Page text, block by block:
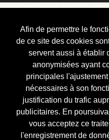
Afin de permettre le
de ce site des cookies
servent aussi à établir
anonymisées ayant
principales
nécessaires à son
justification du trafic
publicitaires. En
vous acceptez ce
l'enregistrement de
Courbis, « LE »
Blog Officiel
Bienvenue
Réalisations
Divers (et d’été)
Annonces